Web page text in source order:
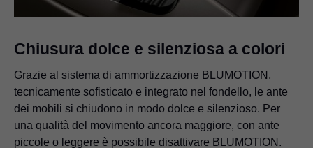
Chiusura dolce e silenziosa a colori
Grazie al sistema di ammortizzazione BLUMOTION,
tecnicamente sofisticato e integrato nel fondello, le ante
dei mobili si chiudono in modo dolce e silenzioso. Per
una qualità del movimento ancora maggiore, con ante
piccole o leggere è possibile disattivare BLUMOTION.